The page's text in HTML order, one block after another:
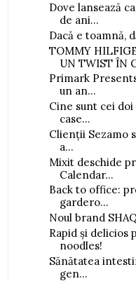
Dove lansează
de ani...
Dacă e toamnă,
TOMMY
UN TWIST ÎN
Primark
un an...
Cine sunt cei
case...
Clienții Sezamo
a...
Mixit deschide
Calendar...
Back to office:
gardero...
Noul brand
Rapid și delicios
noodles!
Sănătatea
gen...